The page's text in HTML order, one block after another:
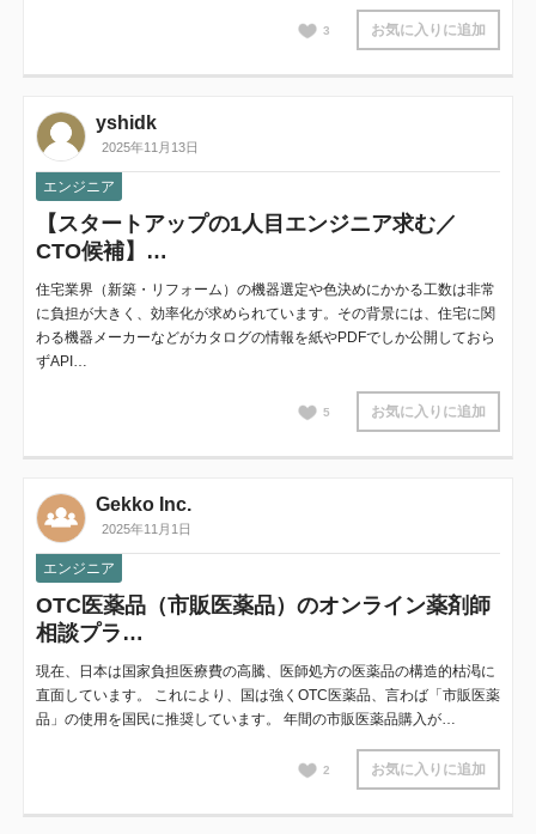
3 お気に入りに追加
yshidk
2025年11月13日
エンジニア
【スタートアップの1人目エンジニア求む／
CTO候補】…
住宅業界（新築・リフォーム）の機器選定や色決めにかかる工数は非常
に負担が大きく、効率化が求められています。その背景には、住宅に関
わる機器メーカーなどがカタログの情報を紙やPDFでしか公開しておら
ずAPI…
5 お気に入りに追加
Gekko Inc.
2025年11月1日
エンジニア
OTC医薬品（市販医薬品）のオンライン薬剤師
相談プラ…
現在、日本は国家負担医療費の高騰、医師処方の医薬品の構造的枯渇に
直面しています。 これにより、国は強くOTC医薬品、言わば「市販医薬
品」の使用を国民に推奨しています。 年間の市販医薬品購入が…
2 お気に入りに追加